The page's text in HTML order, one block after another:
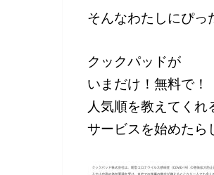
そんなわたしにぴっ
クックパッドが
いまだけ！無料で！
人気順を教えてくれ
サービスを始めたら